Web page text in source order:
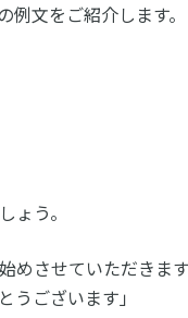
文をご紹介します。
ょう。
させていただきます
うございます」